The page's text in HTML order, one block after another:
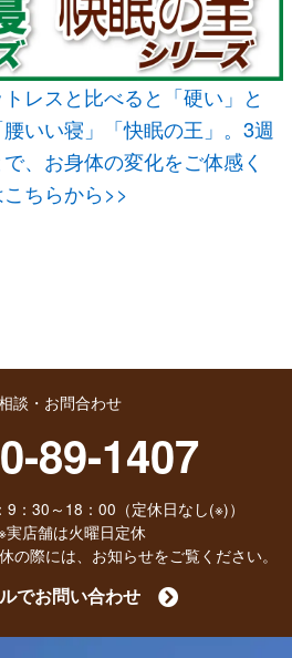
レスと比べると「硬い」と
いい寝」「快眠の王」。3週
、お身体の変化をご体感く
ちらから>>
談・お問合わせ
89-1407
9：30～18：00（定休日なし(※)）
実店舗は火曜日定休
の際には、お知らせをご覧ください。
でお問い合わせ